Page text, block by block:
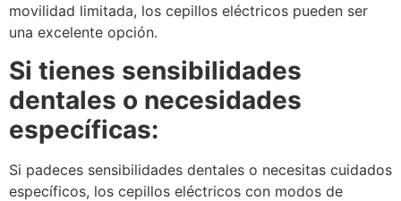
movilidad limitada, los cepillos eléctricos pueden ser
una excelente opción.
Si tienes sensibilidades
dentales o necesidades
específicas:
Si padeces sensibilidades dentales o necesitas cuidados
específicos, los cepillos eléctricos con modos de